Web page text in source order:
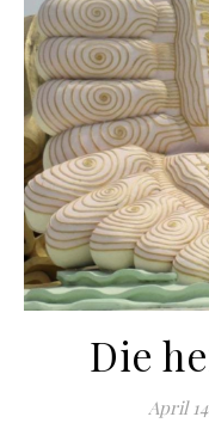
Die
April